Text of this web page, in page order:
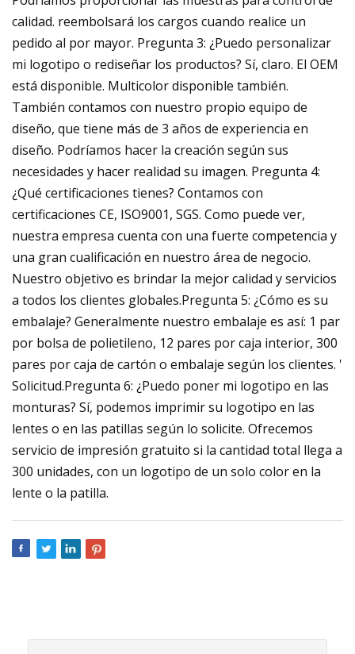
calidad. reembolsará los cargos cuando realice un
pedido al por mayor. Pregunta 3: ¿Puedo personalizar
mi logotipo o rediseñar los productos? Sí, claro. El OEM
está disponible. Multicolor disponible también.
También contamos con nuestro propio equipo de
diseño, que tiene más de 3 años de experiencia en
diseño. Podríamos hacer la creación según sus
necesidades y hacer realidad su imagen. Pregunta 4:
¿Qué certificaciones tienes? Contamos con
certificaciones CE, ISO9001, SGS. Como puede ver,
nuestra empresa cuenta con una fuerte competencia y
una gran cualificación en nuestro área de negocio.
Nuestro objetivo es brindar la mejor calidad y servicios
a todos los clientes globales.Pregunta 5: ¿Cómo es su
embalaje? Generalmente nuestro embalaje es así: 1 par
por bolsa de polietileno, 12 pares por caja interior, 300
pares por caja de cartón o embalaje según los clientes. '
Solicitud.Pregunta 6: ¿Puedo poner mi logotipo en las
monturas? Sí, podemos imprimir su logotipo en las
lentes o en las patillas según lo solicite. Ofrecemos
servicio de impresión gratuito si la cantidad total llega a
300 unidades, con un logotipo de un solo color en la
lente o la patilla.